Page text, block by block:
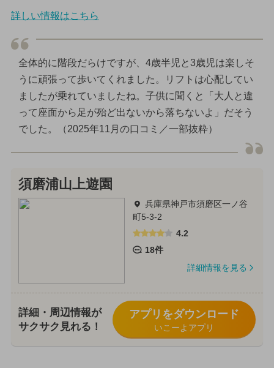
詳しい情報はこちら
全体的に階段だらけですが、4歳半児と3歳児は楽しそ
うに頑張って歩いてくれました。リフトは心配してい
ましたが乗れていましたね。子供に聞くと「大人と違
って座面から足が殆ど出ないから落ちないよ」だそう
でした。（2025年11月の口コミ／一部抜粋）
須磨浦山上遊園
兵庫県神戸市須磨区一ノ谷
町5-3-2
4.2
18件
詳細情報を見る
詳細・周辺情報が
サクサク見れる！
アプリをダウンロード
いこーよアプリ